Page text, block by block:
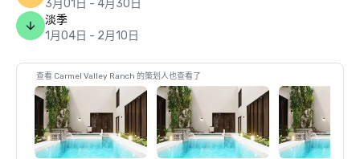
3月01日 - 4月30日
淡季
1月04日 - 2月10日
查看 Carmel Valley Ranch 的策划人也查看了